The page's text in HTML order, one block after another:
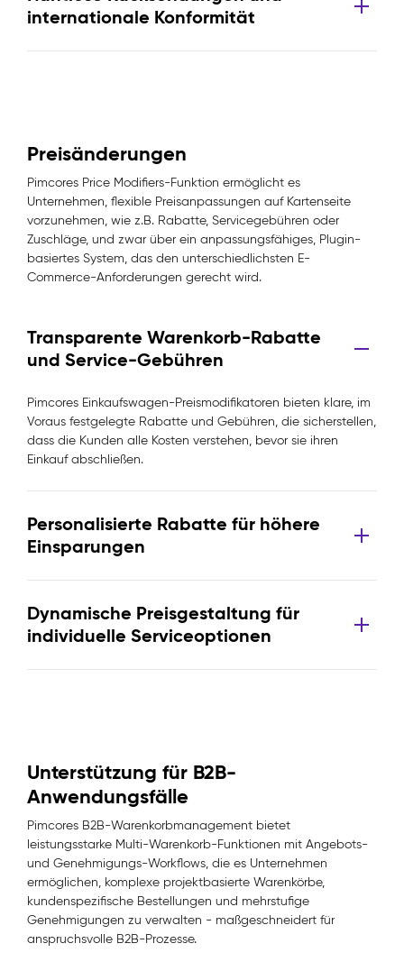
internationale Konformität
Preisänderungen
Pimcores Price Modifiers-Funktion ermöglicht es
Unternehmen, flexible Preisanpassungen auf Kartenseite
vorzunehmen, wie z.B. Rabatte, Servicegebühren oder
Zuschläge, und zwar über ein anpassungsfähiges, Plugin-
basiertes System, das den unterschiedlichsten E-
Commerce-Anforderungen gerecht wird.
Transparente Warenkorb-Rabatte
und Service-Gebühren
Pimcores Einkaufswagen-Preismodifikatoren bieten klare, im
Voraus festgelegte Rabatte und Gebühren, die sicherstellen,
dass die Kunden alle Kosten verstehen, bevor sie ihren
Einkauf abschließen.
Personalisierte Rabatte für höhere
Einsparungen
Dynamische Preisgestaltung für
individuelle Serviceoptionen
Unterstützung für B2B-
Anwendungsfälle
Pimcores B2B-Warenkorbmanagement bietet
leistungsstarke Multi-Warenkorb-Funktionen mit Angebots-
und Genehmigungs-Workflows, die es Unternehmen
ermöglichen, komplexe projektbasierte Warenkörbe,
kundenspezifische Bestellungen und mehrstufige
Genehmigungen zu verwalten - maßgeschneidert für
anspruchsvolle B2B-Prozesse.